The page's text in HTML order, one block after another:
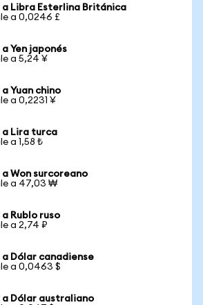
Libra Esterlina Británica
a 0,0246 £
Yen japonés
a 5,24 ¥
Yuan chino
a 0,2231 ¥
a Lira turca
a 1,58 ₺
Won surcoreano
a 47,03 ₩
Rublo ruso
a 2,74 ₽
Dólar canadiense
a 0,0463 $
a Dólar australiano